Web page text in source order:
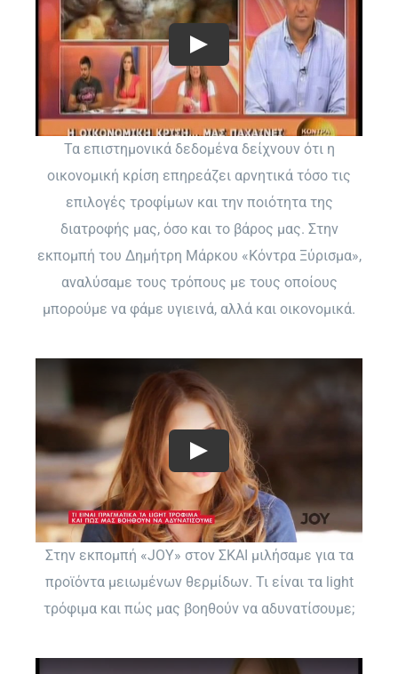
Τα επιστημονικά δεδομένα δείχνουν ότι η
οικονομική κρίση επηρεάζει αρνητικά τόσο τις
επιλογές τροφίμων και την ποιότητα της
διατροφής μας, όσο και το βάρος μας. Στην
εκπομπή του Δημήτρη Μάρκου «Κόντρα Ξύρισμα»,
αναλύσαμε τους τρόπους με τους οποίους
μπορούμε να φάμε υγιεινά, αλλά και οικονομικά.
Στην εκπομπή «JOY» στον ΣΚΑΙ μιλήσαμε για τα
προϊόντα μειωμένων θερμίδων. Τι είναι τα light
τρόφιμα και πώς μας βοηθούν να αδυνατίσουμε;